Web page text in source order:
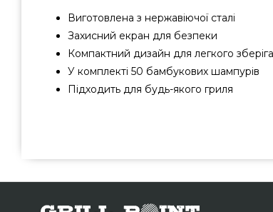
Виготовлена з нержавіючої сталі
Захисний екран для безпеки
Компактний дизайн для легкого
У комплекті 50 бамбукових шампурів
Підходить для будь-якого гриля
Погляньте і замовте також Підставки,
Зателефонуйте нашим фахівцям на будь-